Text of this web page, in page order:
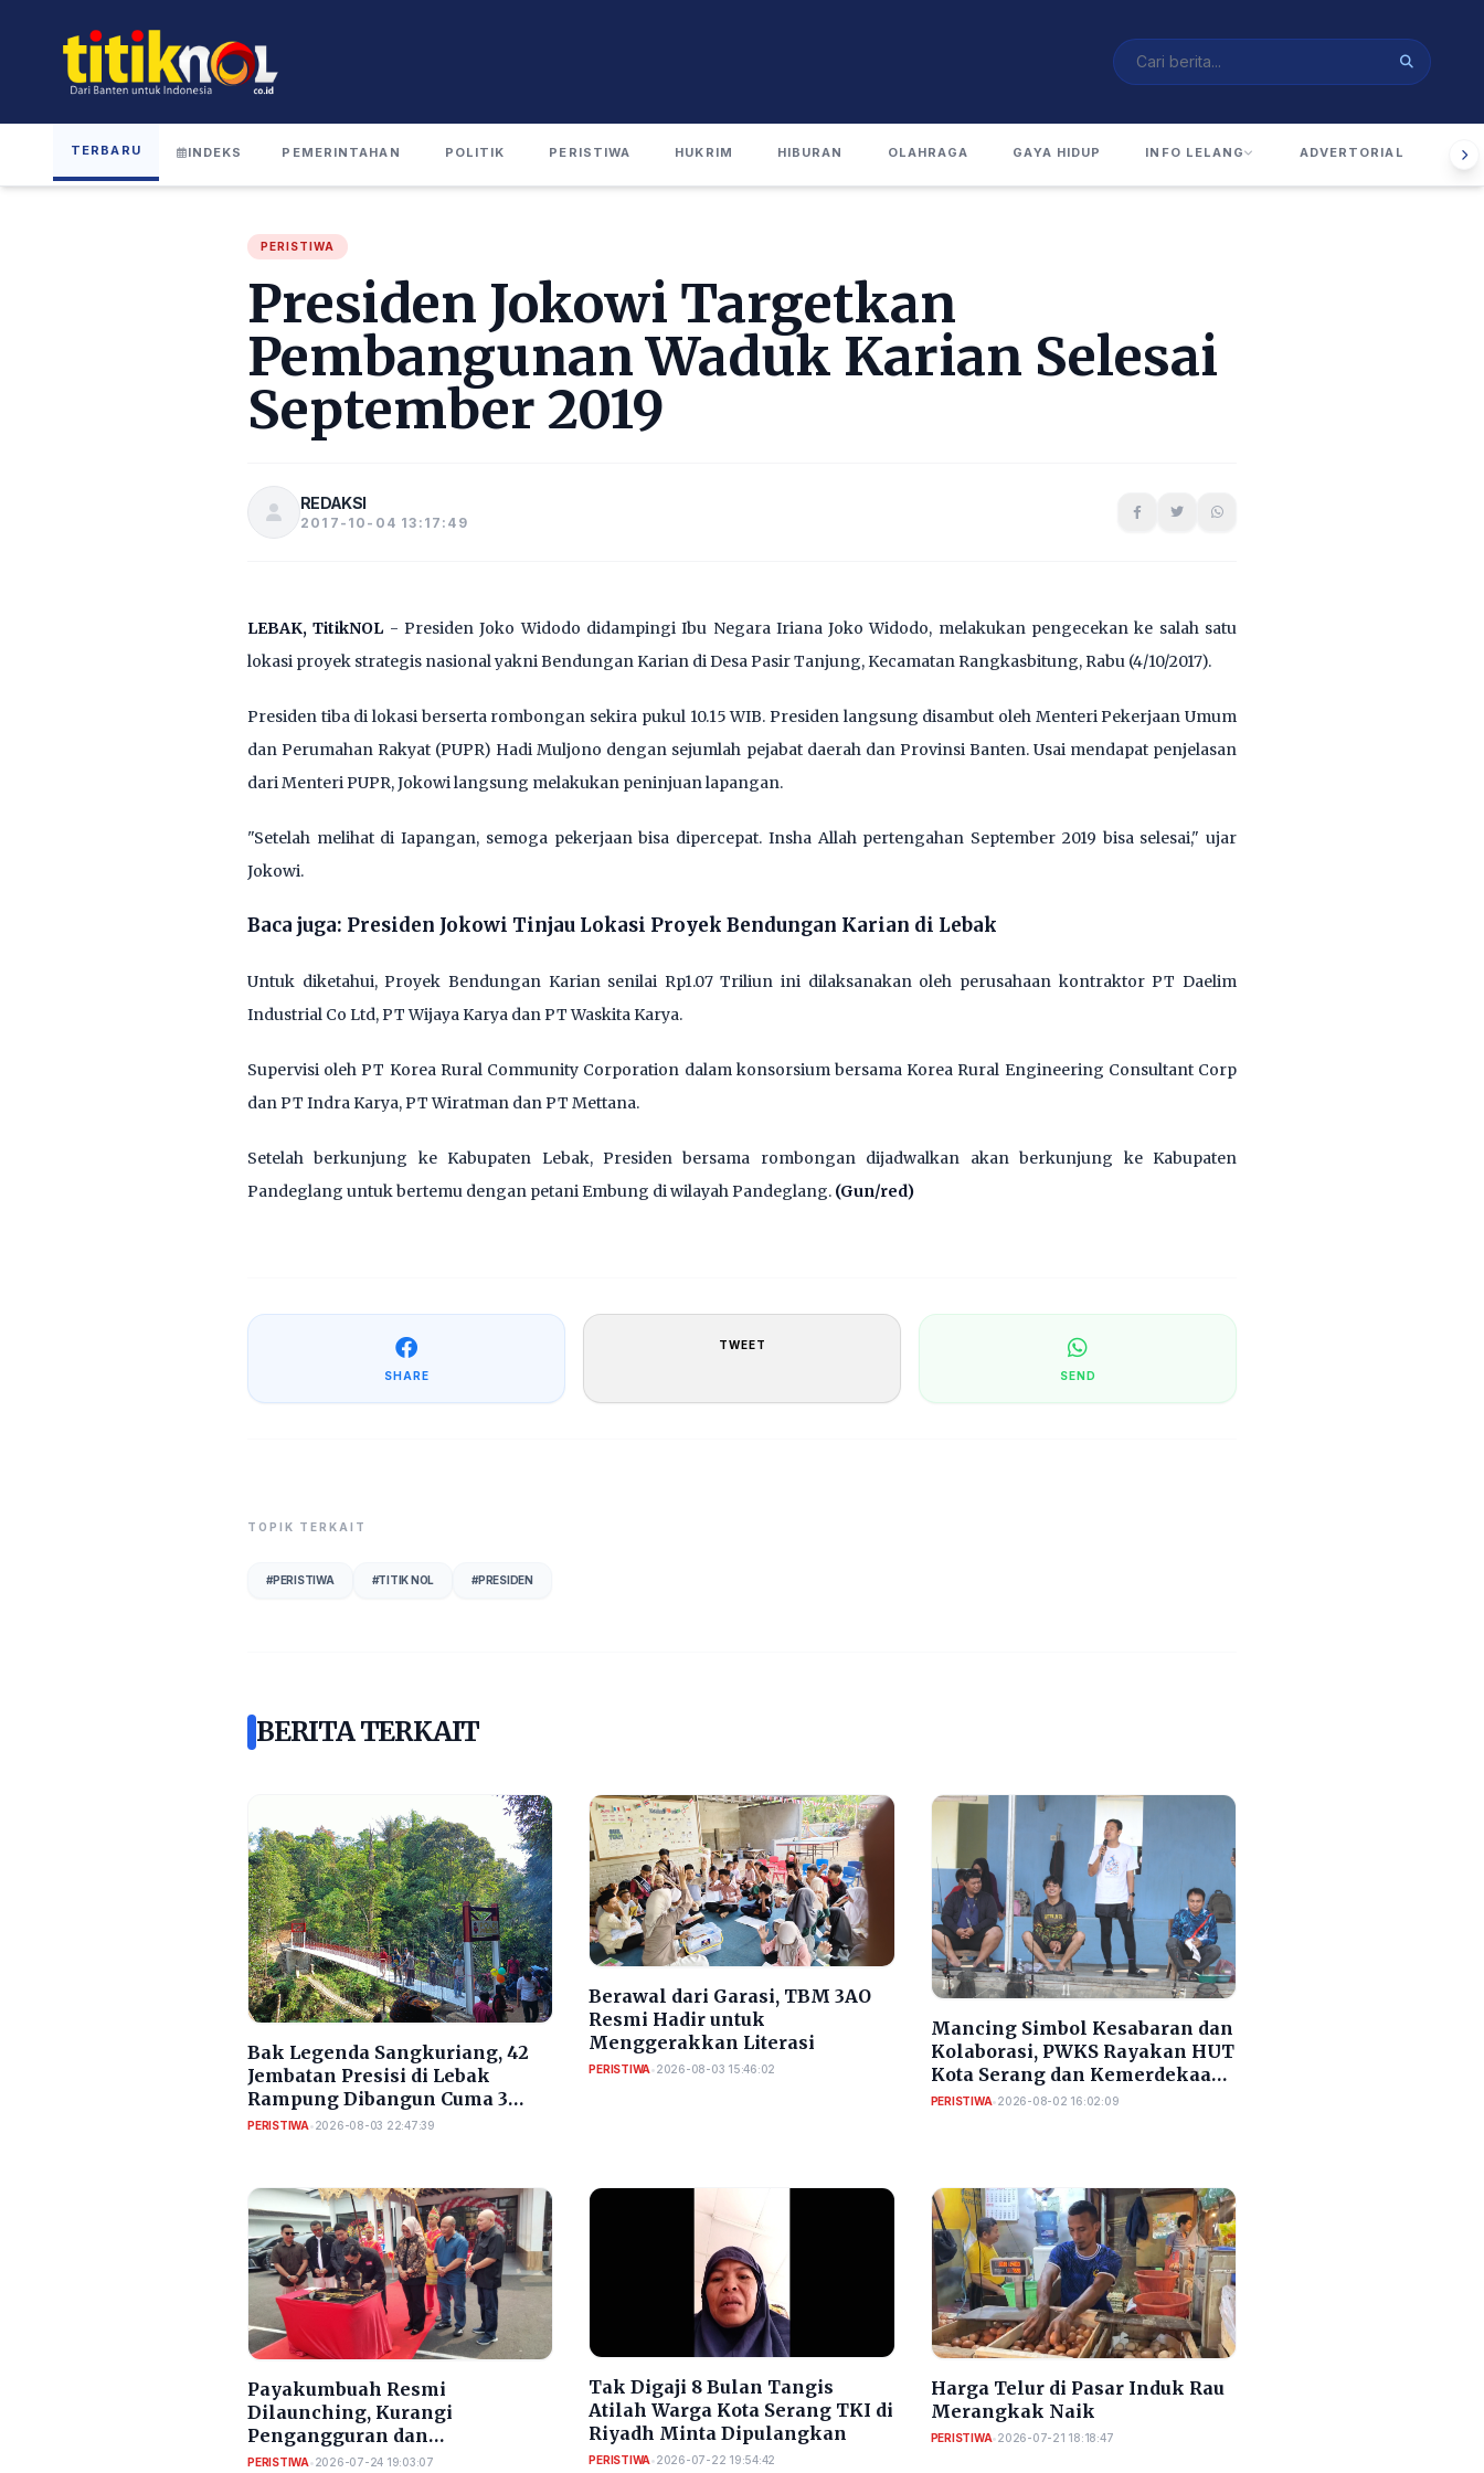
TERBARU INDEKS PEMERINTAHAN POLITIK PERISTIWA HUKRIM HIBURAN OLAHRAGA GAYA HIDUP INFO LELANG ADVERTORIAL
PERISTIWA
Presiden Jokowi Targetkan
Pembangunan Waduk Karian Selesai
September 2019
REDAKSI
2017-10-04 13:17:49
LEBAK, TitikNOL - Presiden Joko Widodo didampingi Ibu Negara Iriana Joko Widodo, melakukan pengecekan ke salah satu
lokasi proyek strategis nasional yakni Bendungan Karian di Desa Pasir Tanjung, Kecamatan Rangkasbitung, Rabu (4/10/2017).
Presiden tiba di lokasi berserta rombongan sekira pukul 10.15 WIB. Presiden langsung disambut oleh Menteri Pekerjaan Umum
dan Perumahan Rakyat (PUPR) Hadi Muljono dengan sejumlah pejabat daerah dan Provinsi Banten. Usai mendapat penjelasan
dari Menteri PUPR, Jokowi langsung melakukan peninjuan lapangan.
"Setelah melihat di Iapangan, semoga pekerjaan bisa dipercepat. Insha Allah pertengahan September 2019 bisa selesai," ujar
Jokowi.
Baca juga: Presiden Jokowi Tinjau Lokasi Proyek Bendungan Karian di Lebak
Untuk diketahui, Proyek Bendungan Karian senilai Rp1.07 Triliun ini dilaksanakan oleh perusahaan kontraktor PT Daelim
Industrial Co Ltd, PT Wijaya Karya dan PT Waskita Karya.
Supervisi oleh PT Korea Rural Community Corporation dalam konsorsium bersama Korea Rural Engineering Consultant Corp
dan PT Indra Karya, PT Wiratman dan PT Mettana.
Setelah berkunjung ke Kabupaten Lebak, Presiden bersama rombongan dijadwalkan akan berkunjung ke Kabupaten
Pandeglang untuk bertemu dengan petani Embung di wilayah Pandeglang. (Gun/red)
SHARE
TWEET
SEND
TOPIK TERKAIT
#PERISTIWA #TITIK NOL #PRESIDEN
BERITA TERKAIT
Bak Legenda Sangkuriang, 42
Jembatan Presisi di Lebak
Rampung Dibangun Cuma 3
Bulan
PERISTIWA•2026-08-03 22:47:39
Berawal dari Garasi, TBM 3AO
Resmi Hadir untuk
Menggerakkan Literasi
PERISTIWA•2026-08-03 15:46:02
Mancing Simbol Kesabaran dan
Kolaborasi, PWKS Rayakan HUT
Kota Serang dan Kemerdekaan
RI
PERISTIWA•2026-08-02 16:02:09
Payakumbuah Resmi
Dilaunching, Kurangi
Pengangguran dan
Meningkatkan PAD Kota
PERISTIWA•2026-07-24 19:03:07
​Tak Digaji 8 Bulan Tangis
Atilah Warga Kota Serang TKI di
Riyadh Minta Dipulangkan
PERISTIWA•2026-07-22 19:54:42
Harga Telur di Pasar Induk Rau
Merangkak Naik
PERISTIWA•2026-07-21 18:18:47